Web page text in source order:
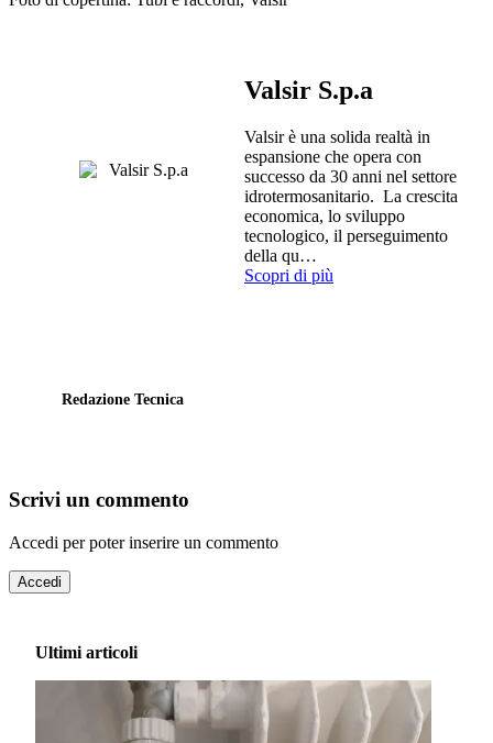
Valsir S.p.a
Valsir è una solida realtà in
espansione che opera con
successo da 30 anni nel settore
idrotermosanitario. La crescita
economica, lo sviluppo
tecnologico, il perseguimento
della qu…
Scopri di più
Redazione Tecnica
Scrivi un commento
Accedi per poter inserire un commento
Accedi
Ultimi articoli